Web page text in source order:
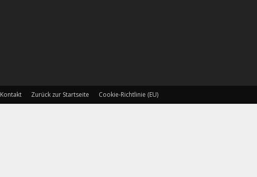
Kontakt Zurück zur Startseite Cookie-Richtlinie (EU)